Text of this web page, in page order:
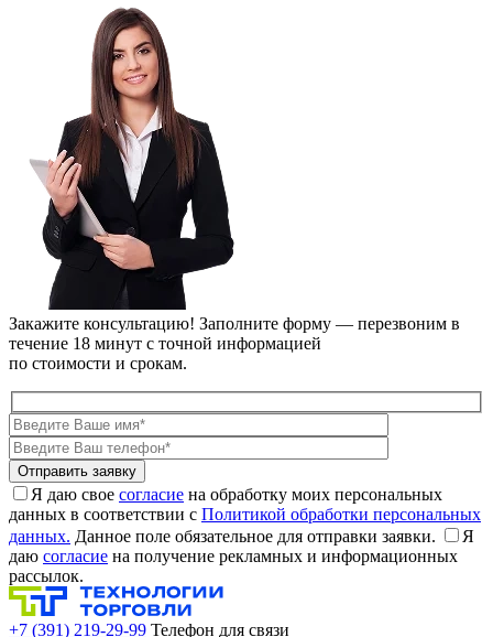
Закажите консультацию! Заполните форму — перезвоним в
течение 18 минут с точной информацией
по стоимости и срокам.
Я даю свое согласие на обработку моих персональных
данных в соответствии с Политикой обработки персональных
данных. Данное поле обязательное для отправки заявки.
Я
даю согласие на получение рекламных и информационных
рассылок.
+7 (391) 219-29-99 Телефон для связи